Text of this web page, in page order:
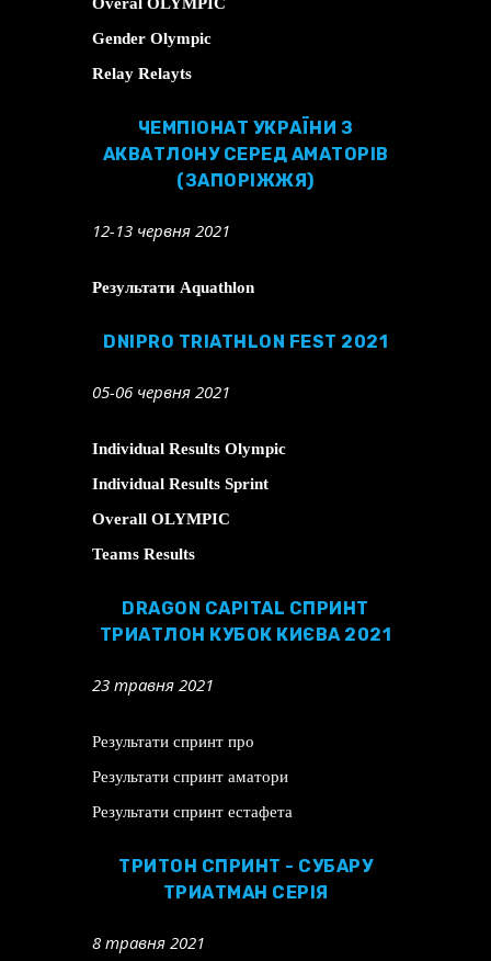
Gender Olympic
Relay Relayts
ЧЕМПІОНАТ УКРАЇНИ З
АКВАТЛОНУ СЕРЕД АМАТОРІВ
(ЗАПОРІЖЖЯ)
12-13 червня 2021
Результати Aquathlon
DNIPRO TRIATHLON FEST 2021
05-06 червня 2021
Individual Results Olympic
Individual Results Sprint
Overall OLYMPIC
Teams Results
DRAGON CAPITAL СПРИНТ
ТРИАТЛОН КУБОК КИЄВА 2021
23 травня 2021
Результати спринт про
Результати спринт аматори
Результати спринт естафета
ТРИТОН СПРИНТ - СУБАРУ
ТРИАТМАН СЕРІЯ
8 травня 2021